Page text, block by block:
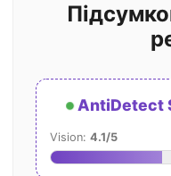
AntiDetect
Vision: 4.1/5